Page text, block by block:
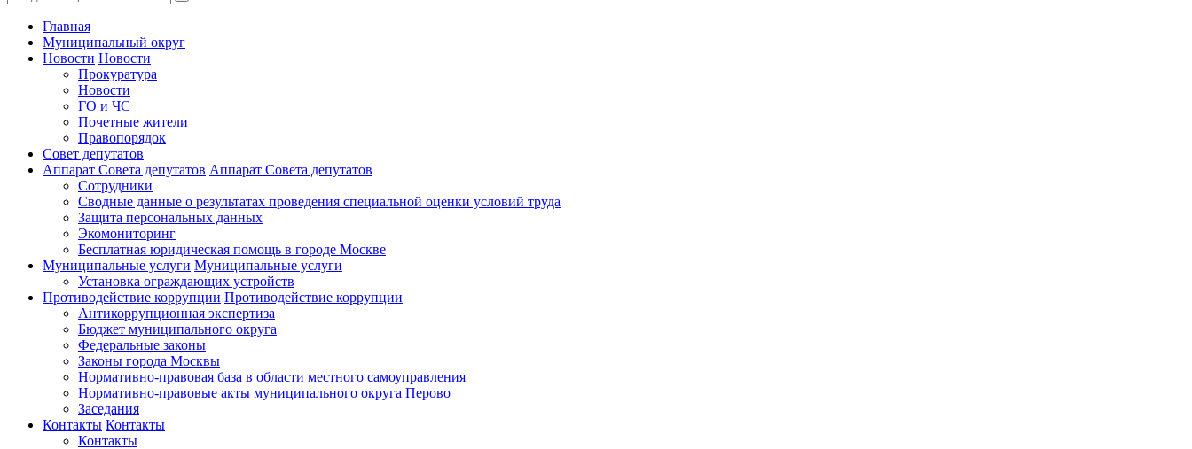
Главная
Муниципальный округ
Новости Новости
Прокуратура
Новости
ГО и ЧС
Почетные жители
Правопорядок
Совет депутатов
Аппарат Совета депутатов Аппарат Совета депутатов
Сотрудники
Сводные данные о результатах проведения специальной оценки условий труда
Защита персональных данных
Экомониторинг
Бесплатная юридическая помощь в городе Москве
Муниципальные услуги Муниципальные услуги
Установка ограждающих устройств
Противодействие коррупции Противодействие коррупции
Антикоррупционная экспертиза
Бюджет муниципального округа
Федеральные законы
Законы города Москвы
Нормативно-правовая база в области местного самоуправления
Нормативно-правовые акты муниципального округа Перово
Заседания
Контакты Контакты
Контакты